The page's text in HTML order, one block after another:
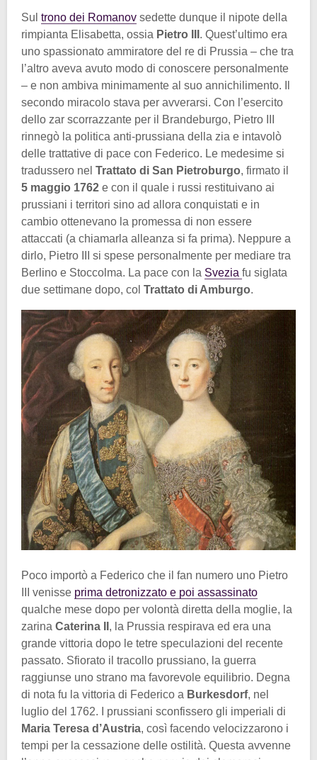
Sul trono dei Romanov sedette dunque il nipote della
rimpianta Elisabetta, ossia Pietro III . Quest’ultimo era
uno spassionato ammiratore del re di Prussia – che tra
l’altro aveva avuto modo di conoscere personalmente
– e non ambiva minimamente al suo annichilimento. Il
secondo miracolo stava per avverarsi. Con l’esercito
dello zar scorrazzante per il Brandeburgo, Pietro III
rinnegò la politica anti-prussiana della zia e intavolò
delle trattative di pace con Federico. Le medesime si
tradussero nel Trattato di San Pietroburgo, firmato il
5 maggio 1762 e con il quale i russi restituivano ai
prussiani i territori sino ad allora conquistati e in
cambio ottenevano la promessa di non essere
attaccati (a chiamarla alleanza si fa prima). Neppure a
dirlo, Pietro III si spese personalmente per mediare tra
Berlino e Stoccolma. La pace con la Svezia fu siglata
due settimane dopo, col Trattato di Amburgo.
Poco importò a Federico che il fan numero uno Pietro
III venisse prima detronizzato e poi assassinato
qualche mese dopo per volontà diretta della moglie, la
zarina Caterina II , la Prussia respirava ed era una
grande vittoria dopo le tetre speculazioni del recente
passato. Sfiorato il tracollo prussiano, la guerra
raggiunse uno strano ma favorevole equilibrio. Degna
di nota fu la vittoria di Federico a Burkesdorf, nel
luglio del 1762. I prussiani sconfissero gli imperiali di
Maria Teresa d’Austria, così facendo velocizzarono i
tempi per la cessazione delle ostilità. Questa avvenne